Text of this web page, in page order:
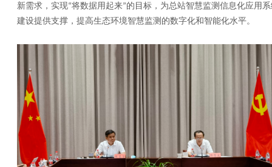
新需求，实现“将数据用起来”的目标，为总站智慧监测信息化应用
建设提供支撑，提高生态环境智慧监测的数字化和智能化水平。